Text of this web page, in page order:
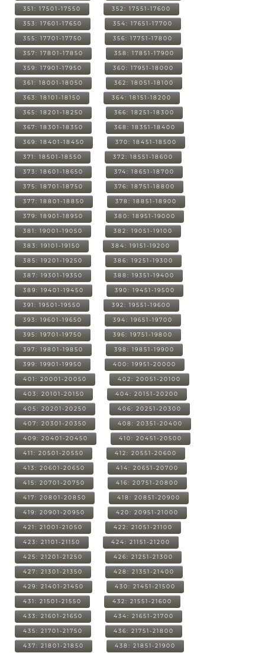
351: 17501-17550 352: 17551-17600
353: 17601-17650 354: 17651-17700
355: 17701-17750 356: 17751-17800
357: 17801-17850 358: 17851-17900
359: 17901-17950 360: 17951-18000
361: 18001-18050 362: 18051-18100
363: 18101-18150 364: 18151-18200
365: 18201-18250 366: 18251-18300
367: 18301-18350 368: 18351-18400
369: 18401-18450 370: 18451-18500
371: 18501-18550 372: 18551-18600
373: 18601-18650 374: 18651-18700
375: 18701-18750 376: 18751-18800
377: 18801-18850 378: 18851-18900
379: 18901-18950 380: 18951-19000
381: 19001-19050 382: 19051-19100
383: 19101-19150 384: 19151-19200
385: 19201-19250 386: 19251-19300
387: 19301-19350 388: 19351-19400
389: 19401-19450 390: 19451-19500
391: 19501-19550 392: 19551-19600
393: 19601-19650 394: 19651-19700
395: 19701-19750 396: 19751-19800
397: 19801-19850 398: 19851-19900
399: 19901-19950 400: 19951-20000
401: 20001-20050 402: 20051-20100
403: 20101-20150 404: 20151-20200
405: 20201-20250 406: 20251-20300
407: 20301-20350 408: 20351-20400
409: 20401-20450 410: 20451-20500
411: 20501-20550 412: 20551-20600
413: 20601-20650 414: 20651-20700
415: 20701-20750 416: 20751-20800
417: 20801-20850 418: 20851-20900
419: 20901-20950 420: 20951-21000
421: 21001-21050 422: 21051-21100
423: 21101-21150 424: 21151-21200
425: 21201-21250 426: 21251-21300
427: 21301-21350 428: 21351-21400
429: 21401-21450 430: 21451-21500
431: 21501-21550 432: 21551-21600
433: 21601-21650 434: 21651-21700
435: 21701-21750 436: 21751-21800
437: 21801-21850 438: 21851-21900